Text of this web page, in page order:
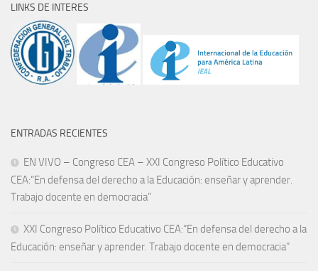
LINKS DE INTERES
ENTRADAS RECIENTES
EN VIVO – Congreso CEA – XXI Congreso Político Educativo
CEA:“En defensa del derecho a la Educación: enseñar y aprender.
Trabajo docente en democracia”
XXI Congreso Político Educativo CEA:“En defensa del derecho a la
Educación: enseñar y aprender. Trabajo docente en democracia”